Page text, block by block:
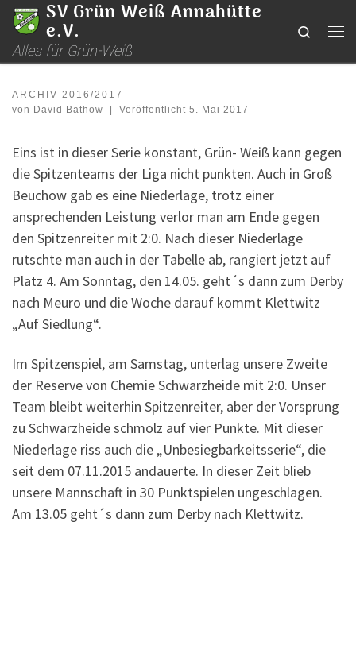
Zum Inhalt springen
SV Grün Weiß Annahütte
e.V.
Alles für Grün-Weiß
Search
ARCHIV 2016/2017
von David Bathow Veröffentlicht 5. Mai 2017
Eins ist in dieser Serie konstant, Grün- Weiß kann gegen
die Spitzenteams der Liga nicht punkten. Auch in Groß
Beuchow gab es eine Niederlage, trotz einer
ansprechenden Leistung verlor man am Ende gegen
den Spitzenreiter mit 2:0. Nach dieser Niederlage
rutschte man auch in der Tabelle ab, rangiert jetzt auf
Platz 4. Am Sonntag, den 14.05. geht´s dann zum Derby
nach Meuro und die Woche darauf kommt Klettwitz
„Auf Siedlung“.
Im Spitzenspiel, am Samstag, unterlag unsere Zweite
der Reserve von Chemie Schwarzheide mit 2:0. Unser
Team bleibt weiterhin Spitzenreiter, aber der Vorsprung
zu Schwarzheide schmolz auf vier Punkte. Mit dieser
Niederlage riss auch die „Unbesiegbarkeitsserie“, die
seit dem 07.11.2015 andauerte. In dieser Zeit blieb
unsere Mannschaft in 30 Punktspielen ungeschlagen.
Am 13.05 geht´s dann zum Derby nach Klettwitz.